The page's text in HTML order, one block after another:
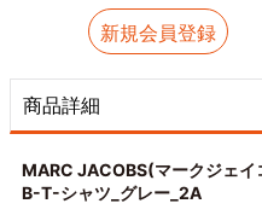
新規会員登録
商品詳細
MARC JACOBS(マークジェイ
B-T-シャツ_グレー_2A